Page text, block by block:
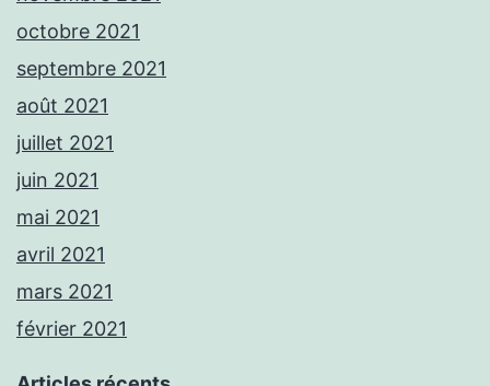
octobre 2021
septembre 2021
août 2021
juillet 2021
juin 2021
mai 2021
avril 2021
mars 2021
février 2021